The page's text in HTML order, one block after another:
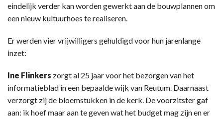
eindelijk verder kan worden gewerkt aan de bouwplannen om
een nieuw kultuurhoes te realiseren.
Er werden vier vrijwilligers gehuldigd voor hun jarenlange
inzet:
Ine Flinkers zorgt al 25 jaar voor het bezorgen van het
informatieblad in een bepaalde wijk van Reutum. Daarnaast
verzorgt zij de bloemstukken in de kerk. De voorzitster gaf
aan: ik hoef maar aan te geven wat het budget mag zijn en er